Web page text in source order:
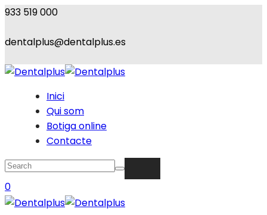
933 519 000
dentalplus@dentalplus.es
Inici
Qui som
Botiga online
Contacte
0